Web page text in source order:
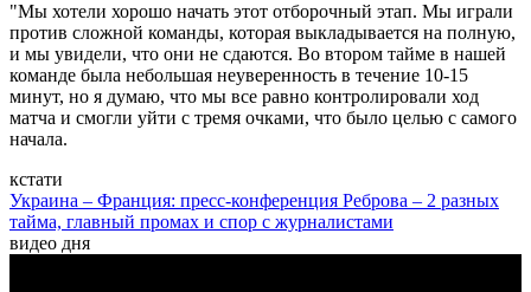
"Мы хотели хорошо начать этот отборочный этап. Мы играли
против сложной команды, которая выкладывается на полную,
и мы увидели, что они не сдаются. Во втором тайме в нашей
команде была небольшая неуверенность в течение 10-15
минут, но я думаю, что мы все равно контролировали ход
матча и смогли уйти с тремя очками, что было целью с самого
начала.
кстати
Украина – Франция: пресс-конференция Реброва – 2 разных
тайма, главный промах и спор с журналистами
видео дня